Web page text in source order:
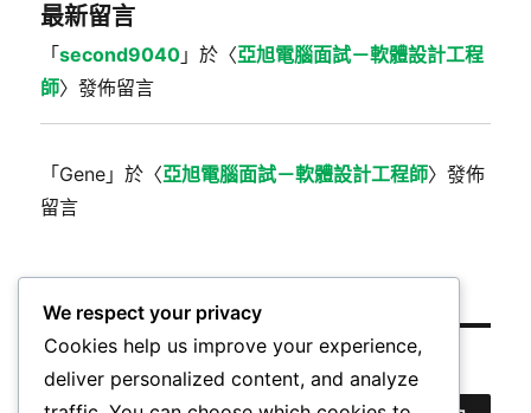
最新留言
「second9040 」於〈亞旭電腦面試－軟體設計工程
師〉發佈留言
「Gene 」於〈亞旭電腦面試－軟體設計工程師〉發佈
留言
搜尋
We respect your privacy
Cookies help us improve your experience,
deliver personalized content, and analyze